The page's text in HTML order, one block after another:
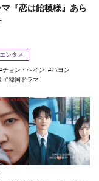
『恋は飴模様』あら
エンタメ
チョン・ヘイン
ハヨン
韓国ドラマ